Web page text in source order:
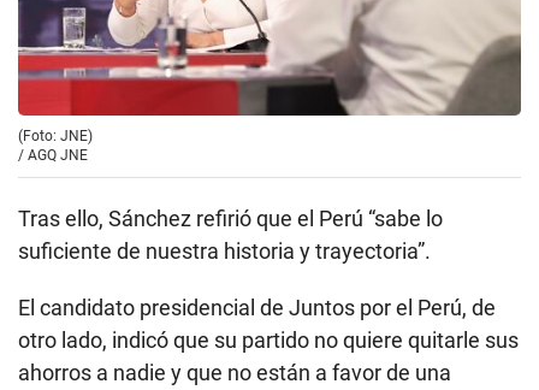
(Foto: JNE)
/ AGQ JNE
Tras ello, Sánchez refirió que el Perú “sabe lo
suficiente de nuestra historia y trayectoria”.
El candidato presidencial de Juntos por el Perú, de
otro lado, indicó que su partido no quiere quitarle sus
ahorros a nadie y que no están a favor de una